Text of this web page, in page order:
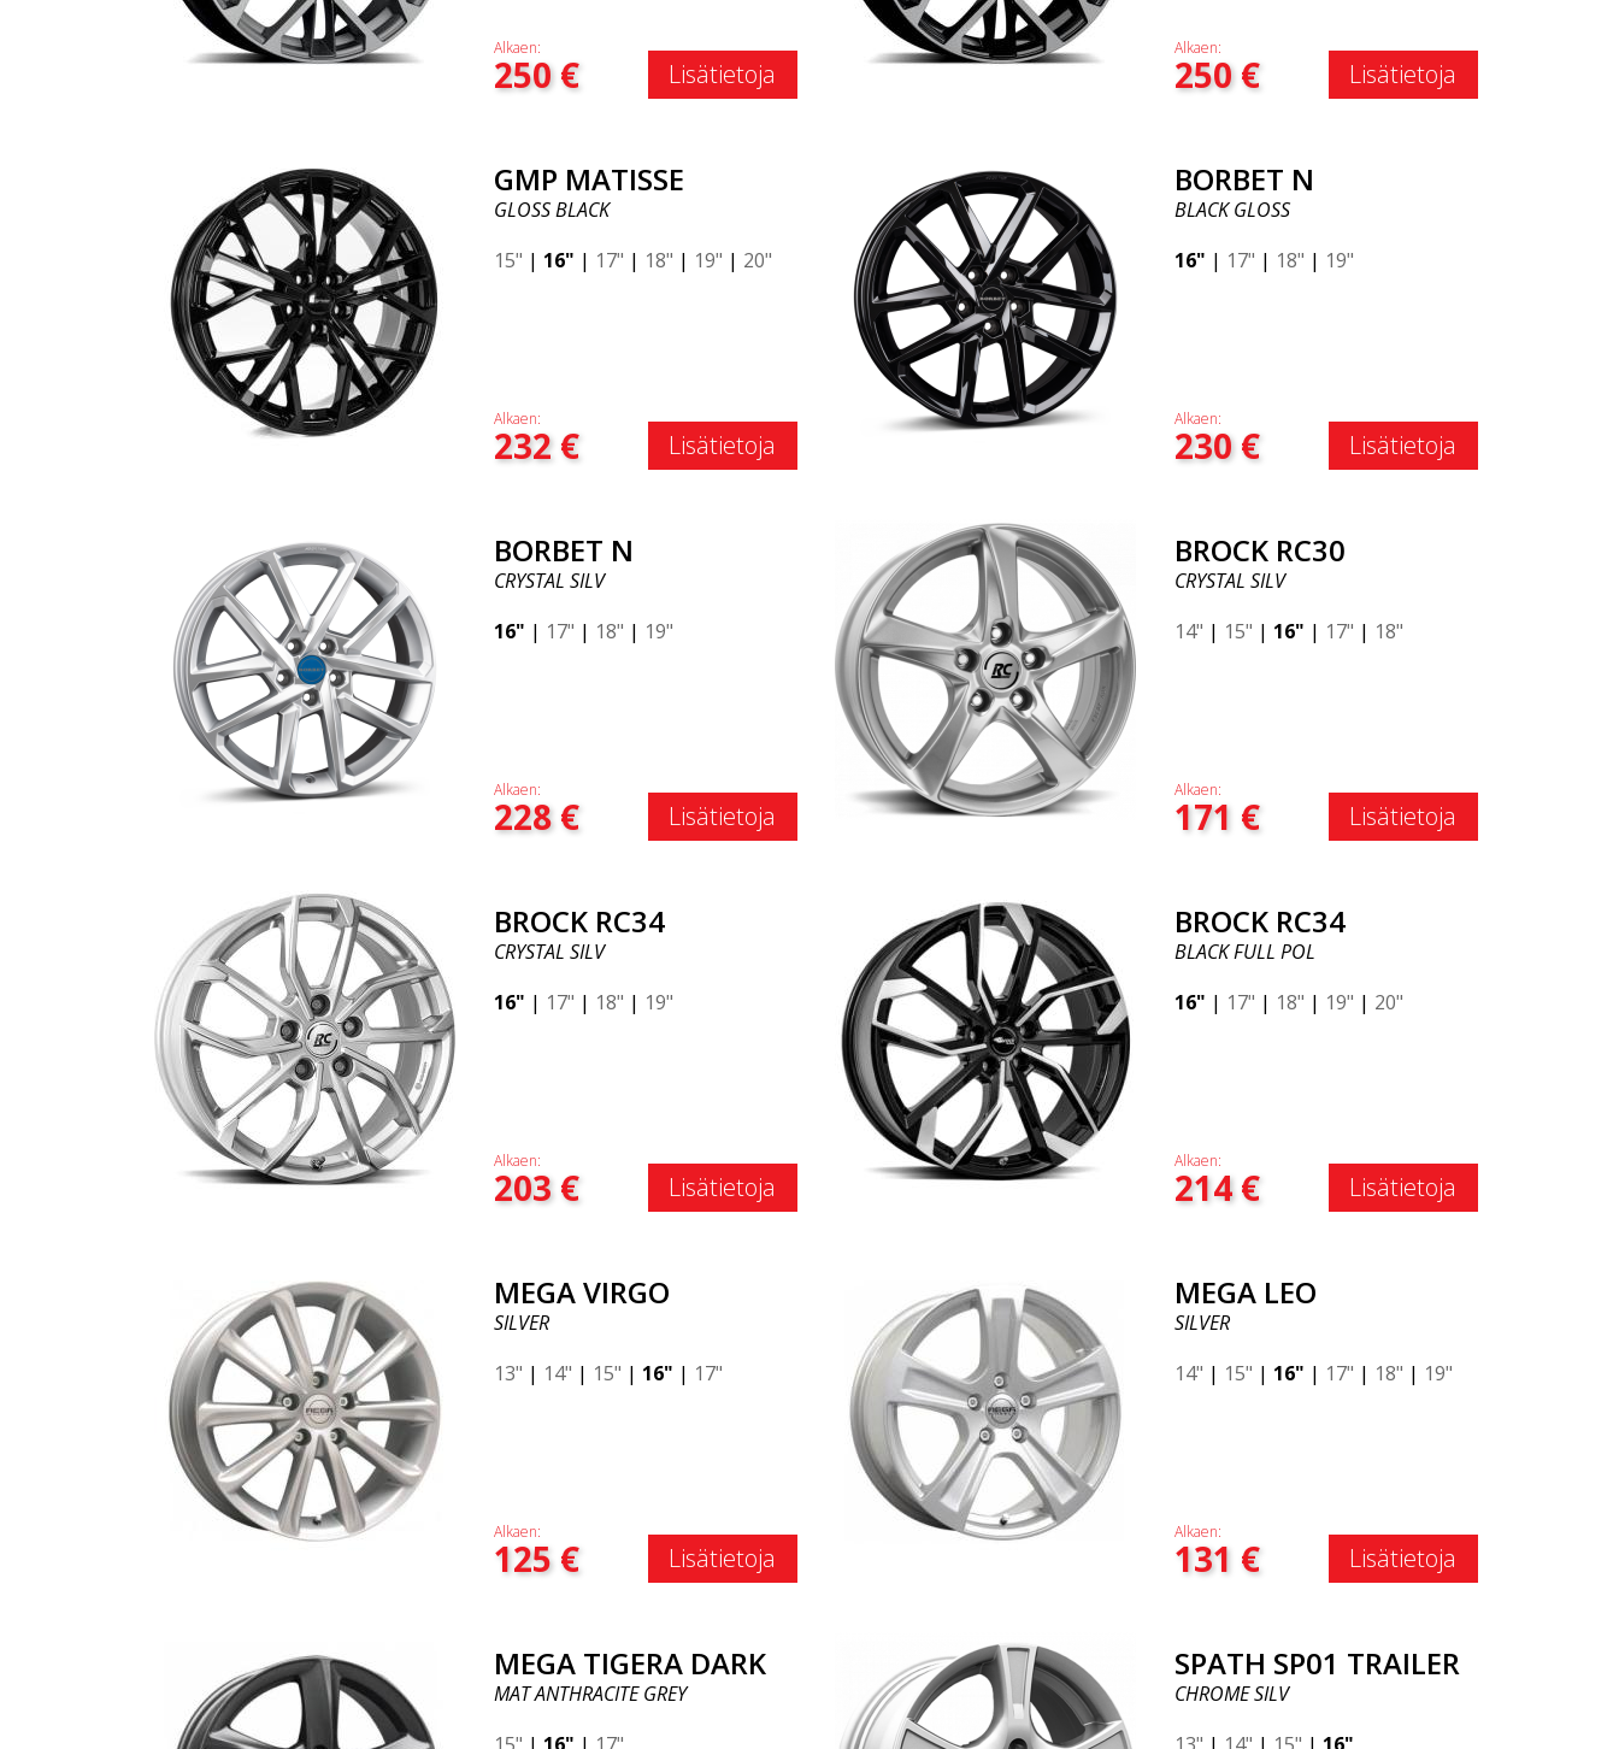
Alkaen:
250€ Lisätietoja
Alkaen:
250€ Lisätietoja
GMP MATISSE
GLOSS BLACK
15" | 16" | 17" | 18" | 19" | 20"
Alkaen:
232€ Lisätietoja
BORBET N
BLACK GLOSS
16" | 17" | 18" | 19"
Alkaen:
230€ Lisätietoja
BORBET N
CRYSTAL SILV
16" | 17" | 18" | 19"
Alkaen:
228€ Lisätietoja
BROCK RC30
CRYSTAL SILV
14" | 15" | 16" | 17" | 18"
Alkaen:
171 € Lisätietoja
BROCK RC34
CRYSTAL SILV
16" | 17" | 18" | 19"
Alkaen:
203€ Lisätietoja
BROCK RC34
BLACK FULL POL
16" | 17" | 18" | 19" | 20"
Alkaen:
214€ Lisätietoja
MEGA VIRGO
SILVER
13" | 14" | 15" | 16" | 17"
Alkaen:
125€ Lisätietoja
MEGA LEO
SILVER
14" | 15" | 16" | 17" | 18" | 19"
Alkaen:
131 € Lisätietoja
MEGA TIGERA DARK
MAT ANTHRACITE GREY
SPATH SP01 TRAILER
CHROME SILV